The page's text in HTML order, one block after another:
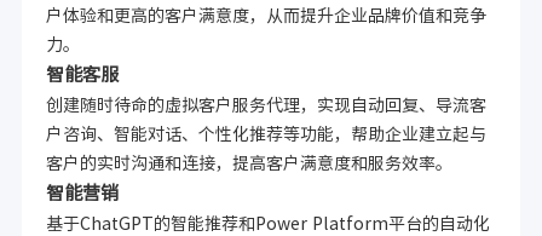
户体验和更高的客户满意度，从而提升企业品牌价值和竞争
力。
智能客服
创建随时待命的虚拟客户服务代理，实现自动回复、导流客
户咨询、智能对话、个性化推荐等功能，帮助企业建立起与
客户的实时沟通和连接，提高客户满意度和服务效率。
智能营销
基于ChatGPT的智能推荐和Power Platform平台的自动化